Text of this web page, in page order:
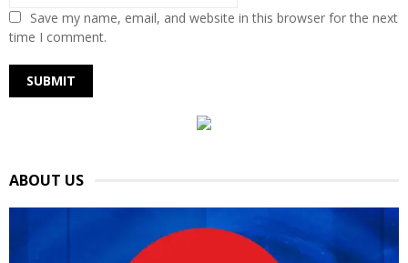
Save my name, email, and website in this browser for the next
time I comment.
ABOUT US